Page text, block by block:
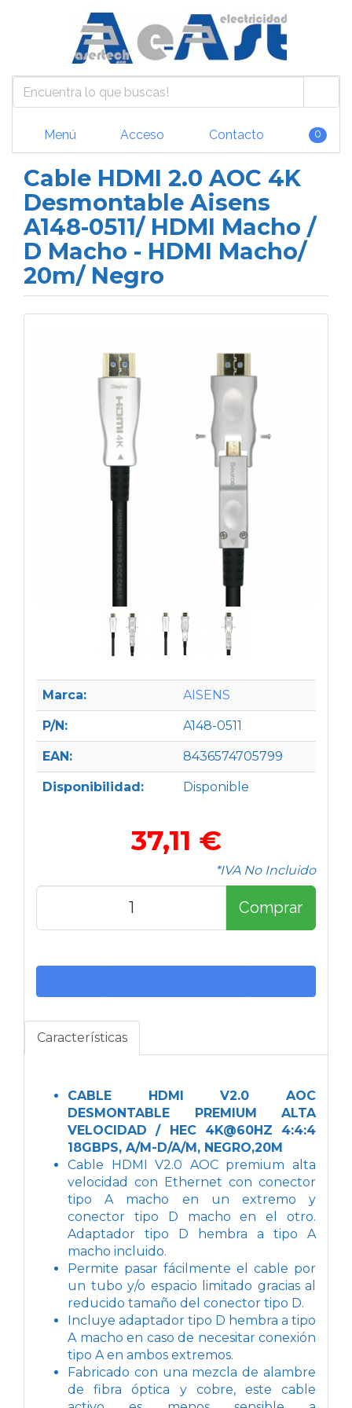
Menú Acceso Contacto 0
Cable HDMI 2.0 AOC 4K
Desmontable Aisens
A148-0511/ HDMI Macho /
D Macho - HDMI Macho/
20m/ Negro
Marca: AISENS
P/N: A148-0511
EAN: 8436574705799
Disponibilidad: Disponible
37,11 €
*IVA No Incluido
Comprar
Características
CABLE HDMI V2.0 AOC
DESMONTABLE PREMIUM ALTA
VELOCIDAD / HEC 4K@60HZ 4:4:4
18GBPS, A/M-D/A/M, NEGRO,20M
Cable HDMI V2.0 AOC premium alta
velocidad con Ethernet con conector
tipo A macho en un extremo y
conector tipo D macho en el otro.
Adaptador tipo D hembra a tipo A
macho incluido.
Permite pasar fácilmente el cable por
un tubo y/o espacio limitado gracias al
reducido tamaño del conector tipo D.
Incluye adaptador tipo D hembra a tipo
A macho en caso de necesitar conexión
tipo A en ambos extremos.
Fabricado con una mezcla de alambre
de fibra óptica y cobre, este cable